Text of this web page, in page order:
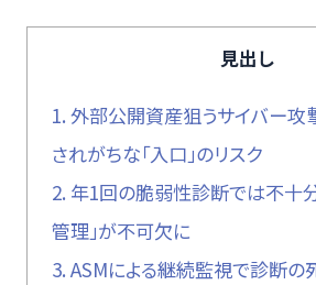
見出し
1. 外部公開資産狙うサイバー攻
されがちな「入口」のリスク
2. 年1回の脆弱性診断では不十
管理」が不可欠に
3. ASMによる継続監視で診断の